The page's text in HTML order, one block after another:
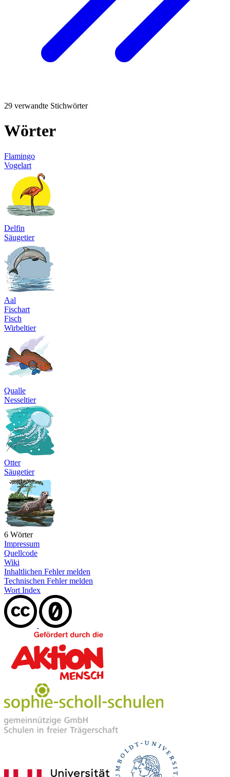
29 verwandte Stichwörter
Wörter
Flamingo
Vogelart
Delfin
Säugetier
Aal
Fischart
Fisch
Wirbeltier
Qualle
Nesseltier
Otter
Säugetier
6 Wörter
Impressum
Quellcode
Wiki
Inhaltlichen Fehler melden
Technischen Fehler melden
Wort Index